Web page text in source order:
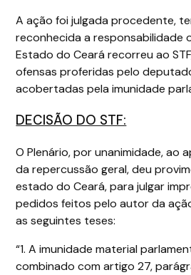
A ação foi julgada procedente,
reconhecida a responsabilidade
Estado do Ceará recorreu ao
ofensas proferidas pelo
acobertadas pela imunidade
DECISÃO DO STF:
O Plenário, por unanimidade, ao
da repercussão geral, deu
estado do Ceará, para julgar
pedidos feitos pelo autor da
as seguintes teses:
“1. A imunidade material
combinado com artigo 27,